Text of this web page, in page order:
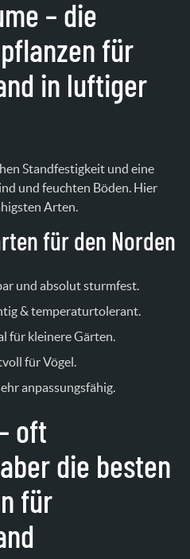
– die
für
in luftiger
Standfestigkeit und eine
und feuchten Böden. Hier
Arten.
für den Norden
und absolut sturmfest.
& temperaturtolerant.
für kleinere Gärten.
für Vögel.
anpassungsfähig.
oft
die besten
für